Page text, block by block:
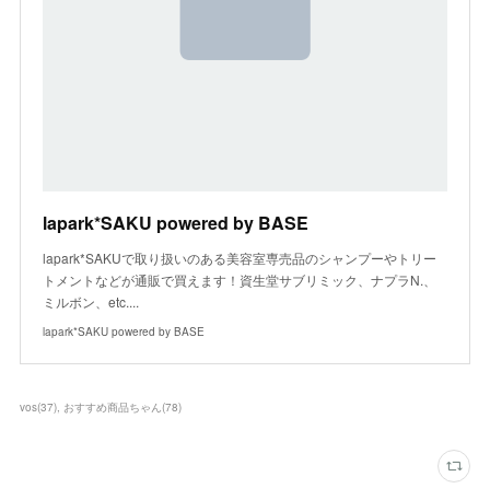
lapark*SAKU powered by BASE
lapark*SAKUで取り扱いのある美容室専売品のシャンプーやトリー
トメントなどが通販で買えます！資生堂サブリミック、ナプラN.、
ミルボン、etc....
lapark*SAKU powered by BASE
vos(37) おすすめ商品ちゃん(78)